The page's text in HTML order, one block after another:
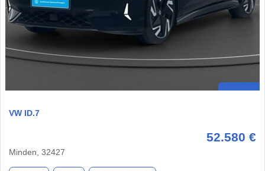
VW ID.7
52.580 €
Minden, 32427